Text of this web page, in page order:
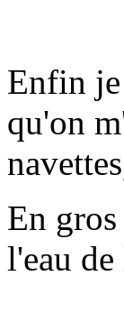
Enfin je
qu'on
En
l'eau